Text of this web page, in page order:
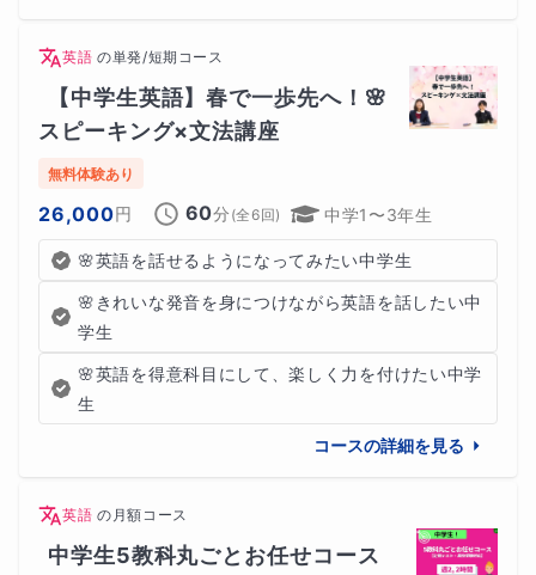
英語 の単発/短期コース
【中学生英語】春で一歩先へ！🌸
スピーキング×文法講座
無料体験あり
26,000円 60分 (全6回) 中学1〜3年生
🌸英語を話せるようになってみたい中学生
🌸きれいな発音を身につけながら英語を話したい中
学生
🌸英語を得意科目にして、楽しく力を付けたい中学
生
コースの詳細を見る
英語 の 月額コース
中学生5教科丸ごとお任せコース